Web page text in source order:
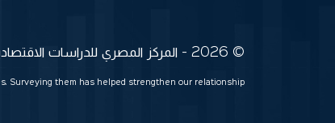
© 2026 - المركز المصري للدراسات الاقتصادية (ECES) جميع الحقوق محفوظة
Surveying them has helped strengthen our relationship.